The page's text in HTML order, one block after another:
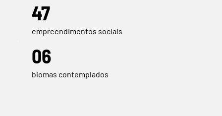
47
empreendimentos sociais
06
biomas contemplados